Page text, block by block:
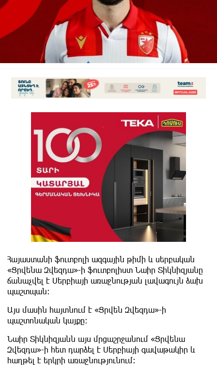
Հայաստանի ֆուտբոլի ազգային թիմի և սերբական
«Ցրվենա Զվեզդա»-ի ֆուտբոլիստ Նաիր Տիկնիզյանը
ճանաչվել է Սերբիայի առաջնության լավագույն ձախ
պաշտպան:
Այս մասին հայտնում է «Ցրվեն Զվեզդա»-ի
պաշտոնական կայքը:
Նաիր Տիկնիզյանն այս մրցաշրջանում «Ցրվենա
Զվեզդա»-ի հետ դարձել է Սերբիայի գավաթակիր և
հաղթել է երկրի առաջնությունում։